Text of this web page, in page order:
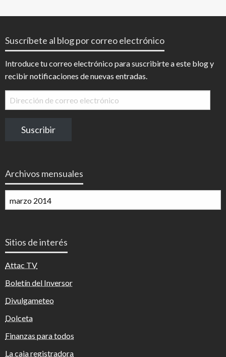
Suscríbete al blog por correo electrónico
Introduce tu correo electrónico para suscribirte a este blog y
recibir notificaciones de nuevas entradas.
Dirección
de
electrónico
Suscribir
Archivos mensuales
mensuales
Sitios de interés
Attac TV
Boletín del Inversor
Divulgameteo
Dolceta
Finanzas para todos
La caja registradora